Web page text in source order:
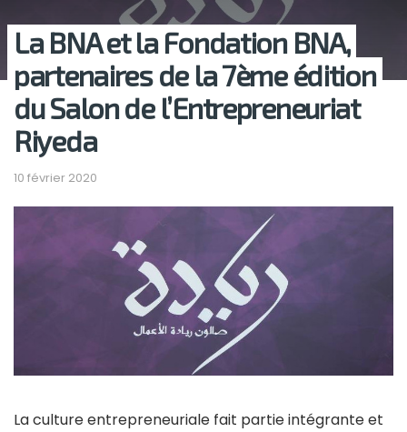
La BNA et la Fondation BNA,
partenaires de la 7ème édition
du Salon de l’Entrepreneuriat
Riyeda
10 février 2020
La culture entrepreneuriale fait partie intégrante et